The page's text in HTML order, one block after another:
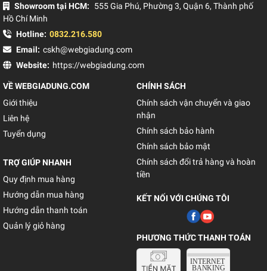
Showroom tại HCM:
555 Gia Phú, Phường 3, Quận 6, Thành phố
Hồ Chí Minh
Hotline: 0832.216.580
Email: cskh@webgiadung.com
Website: https://webgiadung.com
VỀ WEBGIADUNG.COM
Giới thiệu
Liên hệ
Tuyển dụng
TRỢ GIÚP NHANH
Quy định mua hàng
Hướng dẫn mua hàng
Hướng dẫn thanh toán
Quản lý giỏ hàng
CHÍNH SÁCH
Chính sách vận chuyển và giao
nhận
Chính sách bảo hành
Chính sách bảo mật
Chính sách đổi trả hàng và hoàn
tiền
KẾT NỐI VỚI CHÚNG TÔI
PHƯƠNG THỨC THANH TOÁN